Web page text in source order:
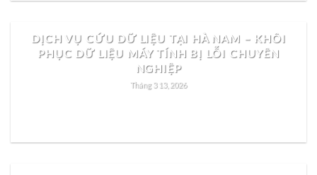
DỊCH VỤ CỨU DỮ LIỆU TẠI HÀ NAM – KHÔI
PHỤC DỮ LIỆU MÁY TÍNH BỊ LỖI CHUYÊN
NGHIỆP
Tháng 3 13, 2026